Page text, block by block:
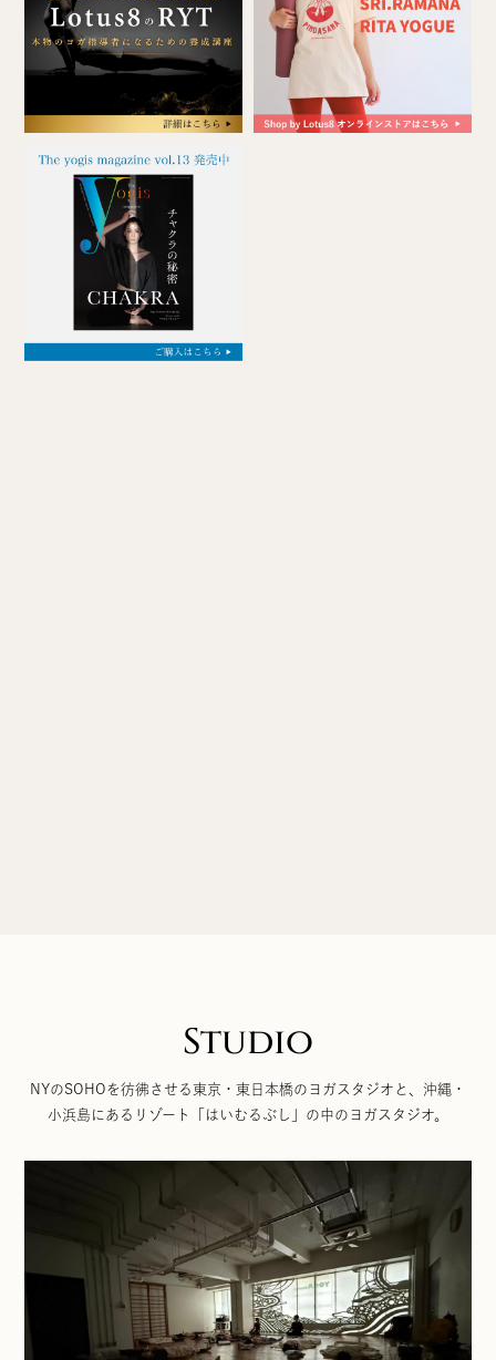
Studio
NYのSOHOを彷彿させる東京・東日本橋のヨガスタジオと、沖縄・
小浜島にあるリゾート「はいむるぶし」の中のヨガスタジオ。